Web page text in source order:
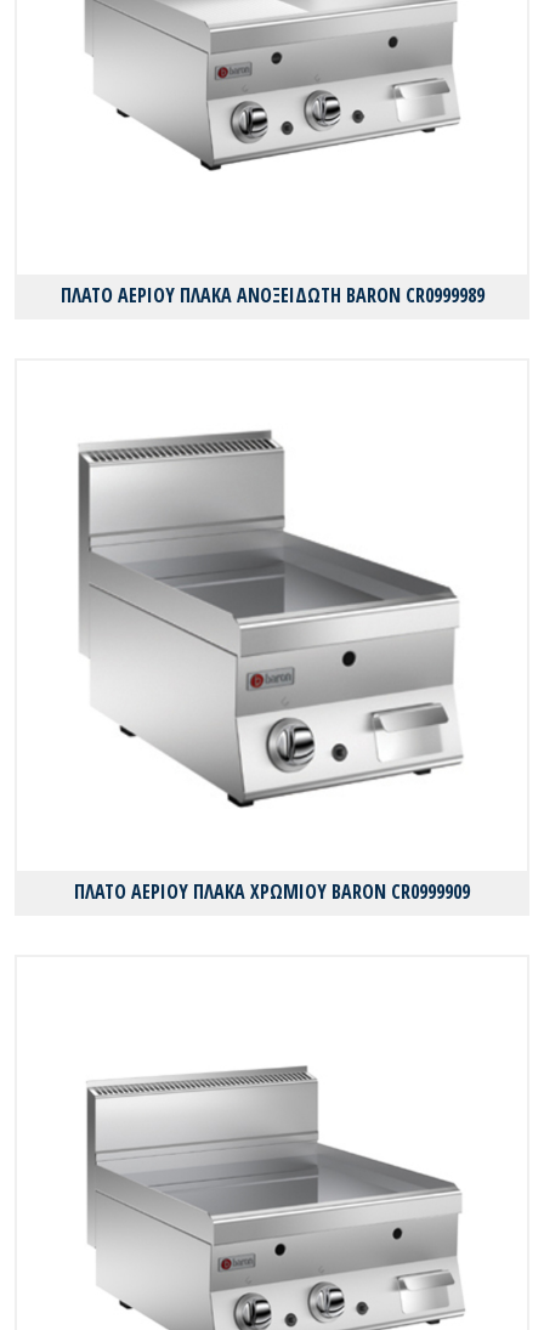
ΠΛΑΤΟ ΑΕΡΙΟΥ ΠΛΑΚΑ ΑΝΟΞΕΙΔΩΤΗ BARON CR0999989
ΠΛΑΤΟ ΑΕΡΙΟΥ ΠΛΑΚΑ ΧΡΩΜΙΟΥ BARON CR0999909